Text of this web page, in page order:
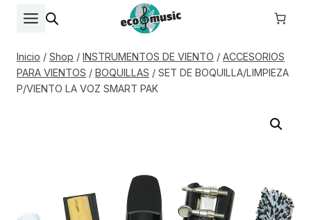
Inicio / Shop / INSTRUMENTOS DE VIENTO / ACCESORIOS
PARA VIENTOS / BOQUILLAS / SET DE BOQUILLA/LIMPIEZA
P/VIENTO LA VOZ SMART PAK